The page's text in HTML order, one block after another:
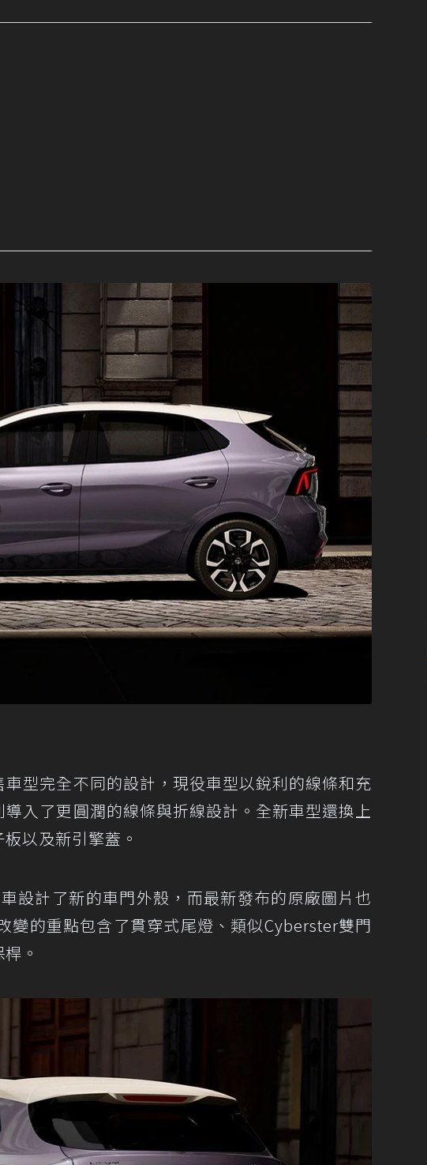
型完全不同的設計，現役車型以銳利的線條和充
入了更圓潤的線條與折線設計。全新車型還換上
以及新引擎蓋。
設計了新的車門外殼，而最新發布的原廠圖片也
變的重點包含了貫穿式尾燈、類似Cyber​​ster雙門
。